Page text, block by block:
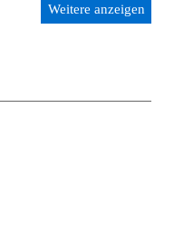
Weitere anzeigen